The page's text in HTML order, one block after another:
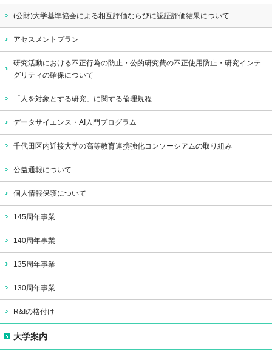
沿革
二松学舎列伝
二松学舎大学校歌
学長プロフィール
学長トピックス
歴代の学長
(公財)大学基準協会による相互評価ならびに認証評価結果について
アセスメントプラン
研究活動における不正行為の防止・公的研究費の不正使用防止・研究インテ
グリティの確保について
「人を対象とする研究」に関する倫理規程
データサイエンス・AI入門プログラム
千代田区内近接大学の高等教育連携強化コンソーシアムの取り組み
公益通報について
個人情報保護について
145周年事業
140周年事業
135周年事業
130周年事業
R&Iの格付け
大学案内